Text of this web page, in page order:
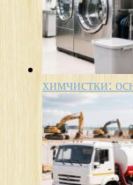
химчистки: